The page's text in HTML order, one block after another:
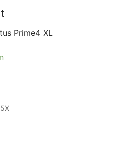
Current
is:Prime4 XL